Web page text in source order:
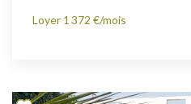
Loyer 1 372 €/mois